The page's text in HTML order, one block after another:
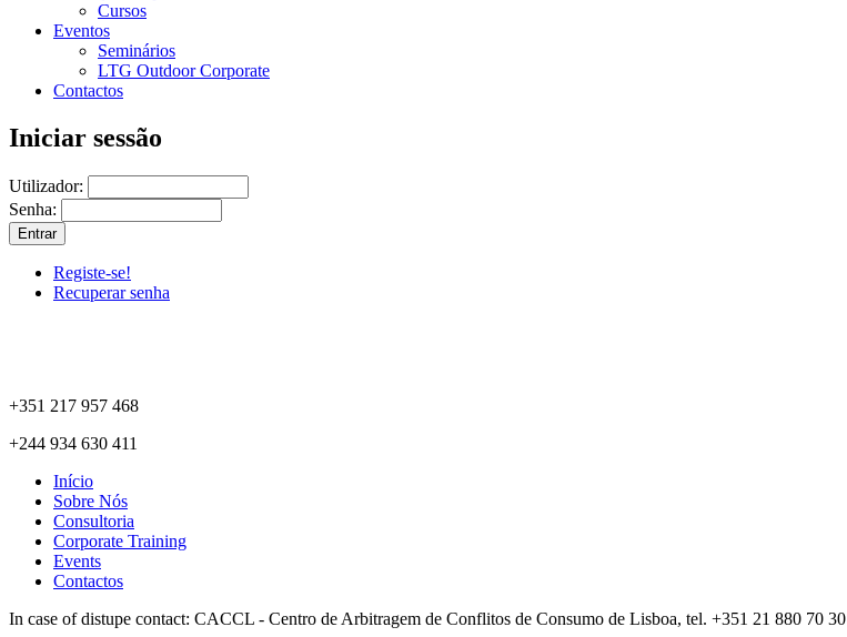
Cursos
Eventos
Seminários
LTG Outdoor Corporate
Contactos
Iniciar sessão
Utilizador:
Senha:
Registe-se!
Recuperar senha
+351 217 957 468
+244 934 630 411
Início
Sobre Nós
Consultoria
Corporate Training
Events
Contactos
In case of distupe contact: CACCL - Centro de Arbitragem de Conflitos de Consumo de Lisboa, tel. +351 21 880 70 30